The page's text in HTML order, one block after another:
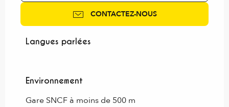
CONTACTEZ-NOUS
Langues parlées
Langues parlées
Environnement
Environnement
Gare SNCF à moins de 500 m